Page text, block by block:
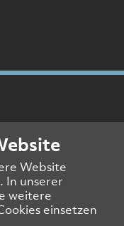
Website
In unserer
weitere
einsetzen